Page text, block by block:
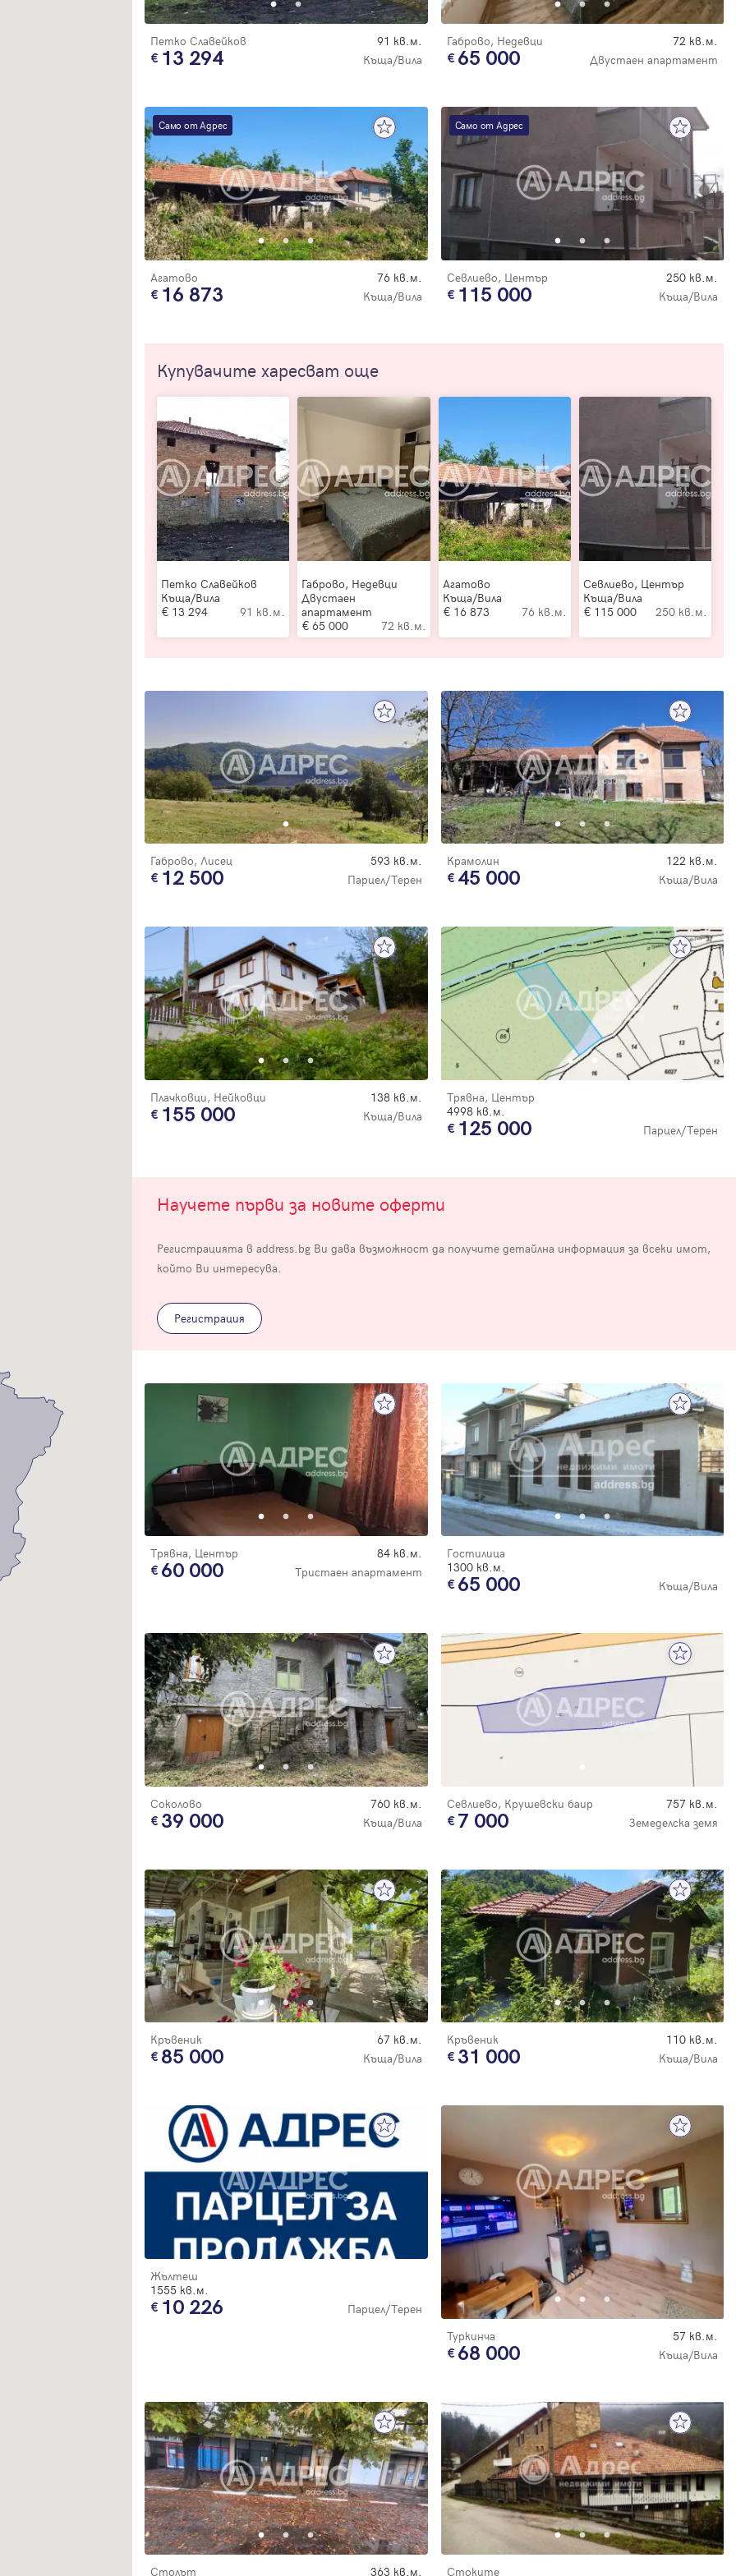
Петко Славейков 91 кв.м.
13 294 Къща/Вила
Габрово, Недевци 72 кв.м.
65 000 Двустаен апартамент
Само от Адрес
Агатово 76 кв.м.
16 873 Къща/Вила
Само от Адрес
Севлиево, Център 250 кв.м.
115 000 Къща/Вила
Купувачите харесват още
Петко Славейков
Къща/Вила
13 294
91 кв.м.
Габрово, Недевци
Двустаен
апартамент
65 000
72 кв.м.
Агатово
Къща/Вила
16 873
76 кв.м.
Севлиево, Център
Къща/Вила
115 000
250 кв.м.
Габрово, Лисец 593 кв.м.
12 500 Парцел/Терен
Крамолин 122 кв.м.
45 000 Къща/Вила
Плачковци, Нейковци 138 кв.м.
155 000 Къща/Вила
Трявна, Център
4998 кв.м.
125 000 Парцел/Терен
Научете първи за новите оферти
Регистрацията в address.bg Ви дава възможност да получите детайлна информация за всеки имот,
който Ви интересува.
Регистрация
Трявна, Център 84 кв.м.
60 000 Тристаен апартамент
Гостилица
1300 кв.м.
65 000 Къща/Вила
Соколово 760 кв.м.
39 000 Къща/Вила
Севлиево, Крушевски баир 757 кв.м.
7 000 Земеделска земя
Кръвеник 67 кв.м.
85 000 Къща/Вила
Кръвеник 110 кв.м.
31 000 Къща/Вила
Жълтеш
1555 кв.м.
10 226
Парцел/Терен
Туркинча
57 кв.м.
68 000 Къща/Вила
Столът 363 кв.м. Стоките
Благодарим ви! Проверете имейл адрес си, за да активирате
регистрацията.
Успех!
Благодарим ви! Очаквайте скоро да се свържем с вас!
Продължи с Google
или влезте с имейл
Имейл Парола
Забравена парола
Регистрация